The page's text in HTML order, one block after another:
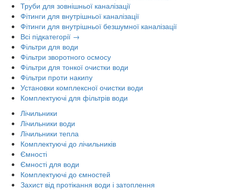
Труби для зовнішньої каналізації
Фітинги для внутрішньої каналізації
Фітинги для внутрішньої безшумної каналізації
Всі підкатегорії →
Фільтри для води
Фільтри зворотного осмосу
Фільтри для тонкої очистки води
Фільтри проти накипу
Установки комплексної очистки води
Комплектуючі для фільтрів води
Лічильники
Лічильники води
Лічильники тепла
Комплектуючі до лічильників
Ємності
Ємності для води
Комплектуючі до ємностей
Захист від протікання води і затоплення